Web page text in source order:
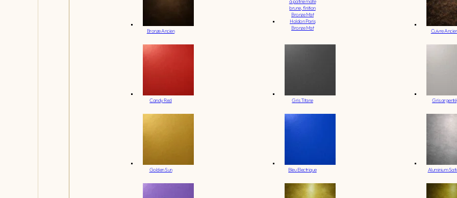
Bronze Ancien Bronze Mat Cuivre
Candy Red Gris Titane Gris argenté
Golden Sun Bleu Electrique Aluminium